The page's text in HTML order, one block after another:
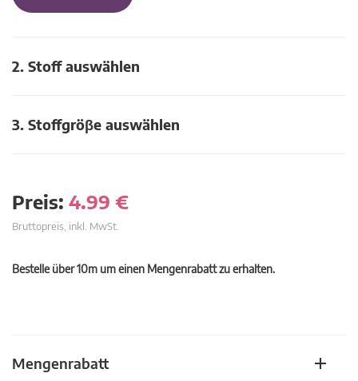
2. Stoff auswählen
3. Stoffgröβe auswählen
Preis: 4.99 €
Bruttopreis, inkl. MwSt.
Bestelle über 10m um einen Mengenrabatt zu erhalten.
Mengenrabatt